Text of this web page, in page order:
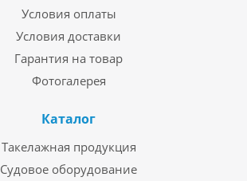
Условия оплаты
Условия доставки
Гарантия на товар
Фотогалерея
Каталог
Такелажная продукция
Судовое оборудование